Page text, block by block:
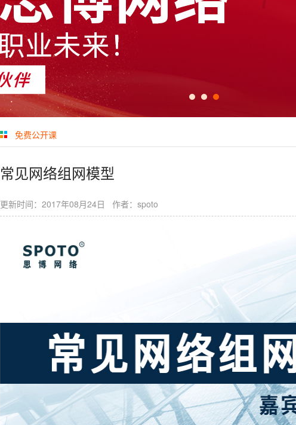
免费公开课
常见网络组网模型
更新时间：2017年08月24日 作者：spoto